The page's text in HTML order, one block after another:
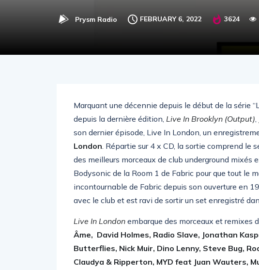
Prysm Radio FEBRUARY 6, 2022 3624
Marquant une décennie depuis le début de la série
depuis la dernière édition, Live In Brooklyn (Output),
son dernier épisode, Live In London, un
London. Répartie sur 4 x CD, la sortie comprend le
des meilleurs morceaux de club underground mixés
Bodysonic de la Room 1 de Fabric pour que tout le
incontournable de Fabric depuis son ouverture en
avec le club et est ravi de sortir un set enregistré
Live In London embarque des morceaux et remixes
Âme, David Holmes, Radio Slave, Jonathan
Butterflies, Nick Muir, Dino Lenny, Steve Bug,
Claudya & Ripperton, MYD feat Juan Wauters,